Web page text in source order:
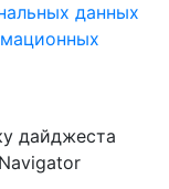
данных
дайджеста